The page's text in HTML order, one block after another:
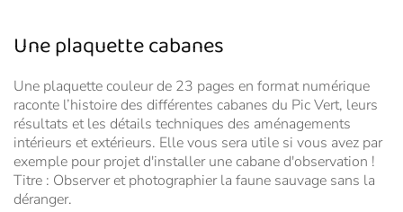
Une plaquette cabanes
Une plaquette couleur de 23 pages en format numérique
raconte l’histoire des différentes cabanes du Pic Vert, leurs
résultats et les détails techniques des aménagements
intérieurs et extérieurs. Elle vous sera utile si vous avez par
exemple pour projet d'installer une cabane d'observation !
Titre : Observer et photographier la faune sauvage sans la
déranger.